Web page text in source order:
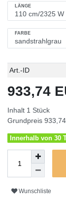
LÄNGE
FARBE
Technisches
Wert
Art.-ID
933,74
Inhalt 1 Stück
Grundpreis
Innerhalb von 30
Wunschliste